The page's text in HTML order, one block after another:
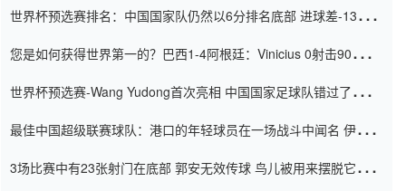
世界杯预选赛排名：中国国家队仍然以6分排名底部 进球差-13令人
您是如何获得世界第一的？巴西1-4阿根廷：Vinicius 0射击90分钟
世界杯预选赛-Wang Yudong首次亮相 中国国家足球队错过了世界
最佳中国超级联赛球队：港口的年轻球员在一场战斗中闻名 伊万放
3场比赛中有23张射门在底部 郭安无效传球 鸟儿被用来摆脱它